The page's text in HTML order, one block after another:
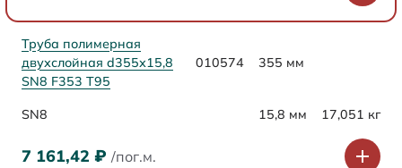
Труба полимерная
двухслойная d355х15,8
SN8 F353 Т95
010574 355 мм
SN8 15,8 мм 17,051 кг
7 161,42 ₽ /пог.м.